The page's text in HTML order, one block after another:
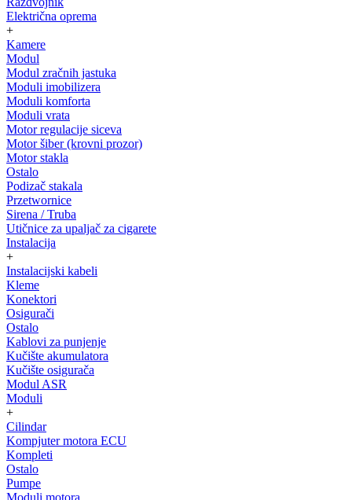
Električna oprema
+
Kamere
Modul
Modul zračnih jastuka
Moduli imobilizera
Moduli komforta
Moduli vrata
Motor regulacije siceva
Motor šiber (krovni prozor)
Motor stakla
Ostalo
Podizač stakala
Przetwornice
Sirena / Truba
Utičnice za upaljač za cigarete
Instalacija
+
Instalacijski kabeli
Kleme
Konektori
Osigurači
Ostalo
Kablovi za punjenje
Kučište akumulatora
Kučište osigurača
Modul ASR
Moduli
+
Cilindar
Kompjuter motora ECU
Kompleti
Ostalo
Pumpe
Moduli motora